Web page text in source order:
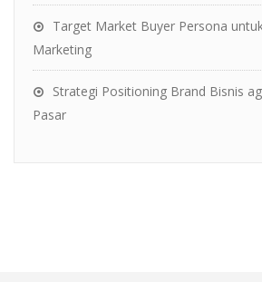
Target Market Buyer Persona
Marketing
Strategi Positioning Brand Bisnis
Pasar